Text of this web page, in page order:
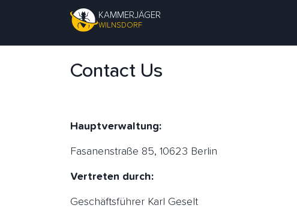
KAMMERJÄGER
WILNSDORF
Contact Us
Hauptverwaltung:
Fasanenstraße 85, 10623 Berlin
Vertreten durch:
Geschäftsführer Karl Geselt